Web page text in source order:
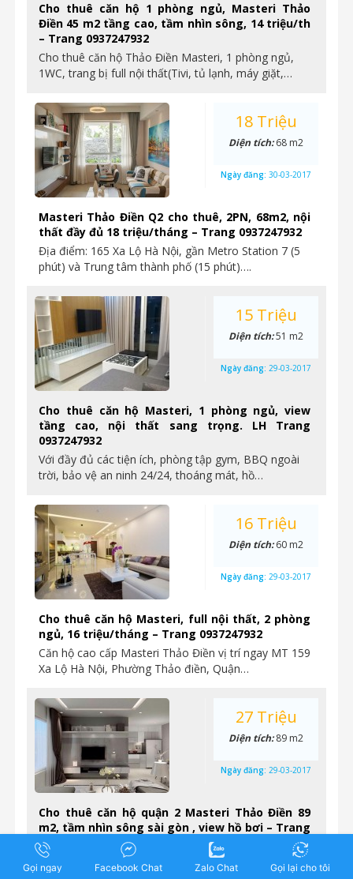
Cho thuê căn hộ 1 phòng ngủ, Masteri Thảo
Điền 45 m2 tầng cao, tầm nhìn sông, 14 triệu/th
– Trang 0937247932
Cho thuê căn hộ Thảo Điền Masteri, 1 phòng ngủ,
1WC, trang bị full nội thất(Tivi, tủ lạnh, máy giặt,…
Masteri Thảo Điền Q2 cho thuê, 2PN, 68m2, nội
thất đầy đủ 18 triệu/tháng – Trang 0937247932
Địa điểm: 165 Xa Lộ Hà Nội, gần Metro Station 7 (5
phút) và Trung tâm thành phố (15 phút)….
18 Triệu
Diện tích:68 m2
Ngày đăng: 30-03-2017
Cho thuê căn hộ Masteri, 1 phòng ngủ, view
tầng cao, nội thất sang trọng. LH Trang
0937247932
Với đầy đủ các tiện ích, phòng tập gym, BBQ ngoài
trời, bảo vệ an ninh 24/24, thoáng mát, hồ…
15 Triệu
Diện tích:51 m2
Ngày đăng: 29-03-2017
Cho thuê căn hộ Masteri, full nội thất, 2 phòng
ngủ, 16 triệu/tháng – Trang 0937247932
Căn hộ cao cấp Masteri Thảo Điền vị trí ngay MT 159
Xa Lộ Hà Nội, Phường Thảo điền, Quận…
16 Triệu
Diện tích:60 m2
Ngày đăng: 29-03-2017
Cho thuê căn hộ quận 2 Masteri Thảo Điền 89
m2, tầm nhìn sông sài gòn , view hồ bơi – Trang
0937247932
Cho thuê căn hộ Masteri Thảo Điền quận 2 89 m2,
27 Triệu
Diện tích:89 m2
Ngày đăng: 29-03-2017
Gọi ngay Facebook Chat Zalo Chat Gọi lại cho tôi